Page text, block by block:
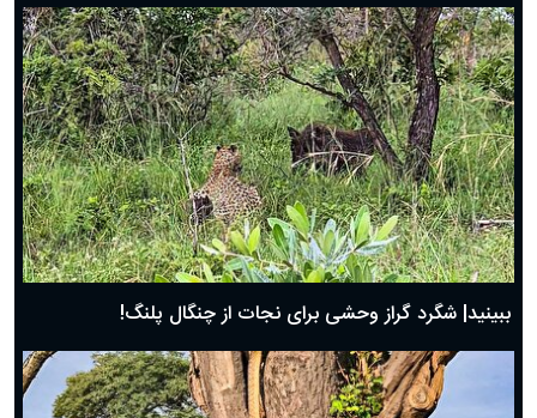
ببینید| شگرد گراز وحشی برای نجات از چنگال پلنگ!